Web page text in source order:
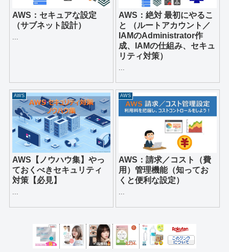
AWS：セキュアな設定
（サブネット設計）
...
AWS：絶対 最初にやるこ
と （ルートアカウント／
IAMのAdministrator作
成、IAMの仕組み、セキュ
リティ対策）
...
AWS
AWS【ノウハウ集】やっ
ておくべきセキュリティ
対策【必見】
...
AWS
AWS：請求／コスト（費
用）管理機能（知ってお
くと便利な設定）
...